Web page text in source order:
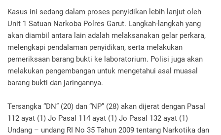
Kasus ini sedang dalam proses penyidikan lebih lanjut oleh
Unit 1 Satuan Narkoba Polres Garut. Langkah-langkah yang
akan diambil antara lain adalah melaksanakan gelar perkara,
melengkapi pendalaman penyidikan, serta melakukan
pemeriksaan barang bukti ke laboratorium. Polisi juga akan
melakukan pengembangan untuk mengetahui asal muasal
barang bukti dan jaringannya.
Tersangka “DN” (20) dan “NP” (28) akan dijerat dengan Pasal
112 ayat (1) Jo Pasal 114 ayat (1) Jo Pasal 132 ayat (1)
Undang – undang RI No 35 Tahun 2009 tentang Narkotika dan